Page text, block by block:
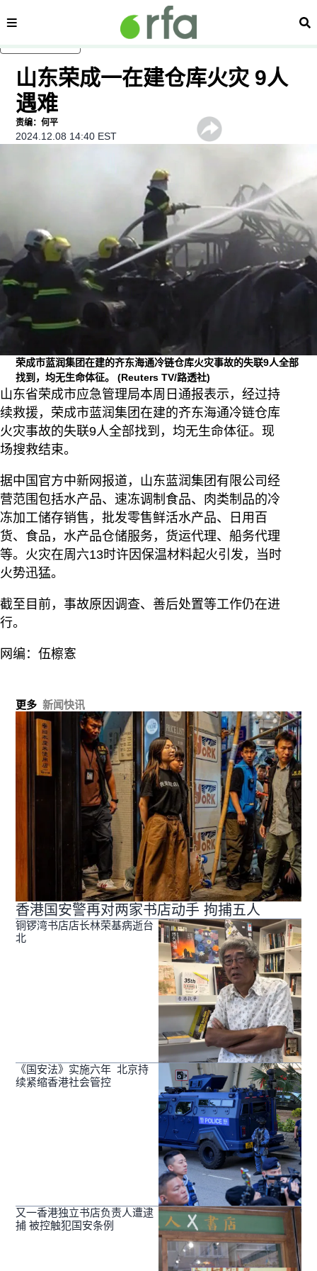
内容分类 搜
山东荣成一在建仓库火灾 9人
遇难
责编：何平
2024.12.08 14:40 EST
荣成市蓝润集团在建的齐东海通冷链仓库火灾事故的失联9人全部
找到，均无生命体征。(Reuters TV/路透社)
山东省荣成市应急管理局本周日通报表示，经过持
续救援，荣成市蓝润集团在建的齐东海通冷链仓库
火灾事故的失联9人全部找到，均无生命体征。现
场搜救结束。
据中国官方中新网报道，山东蓝润集团有限公司经
营范围包括水产品、速冻调制食品、肉类制品的冷
冻加工储存销售，批发零售鲜活水产品、日用百
货、食品，水产品仓储服务，货运代理、船务代理
等。火灾在周六13时许因保温材料起火引发，当时
火势迅猛。
截至目前，事故原因调查、善后处置等工作仍在进
行。
网编：伍檫愙
更多 新闻快讯
香港国安警再对两家书店动手 拘捕五人
铜锣湾书店店长林荣基病逝台
北
《国安法》实施六年 北京持
续紧缩香港社会管控
又一香港独立书店负责人遭逮
捕 被控触犯国安条例